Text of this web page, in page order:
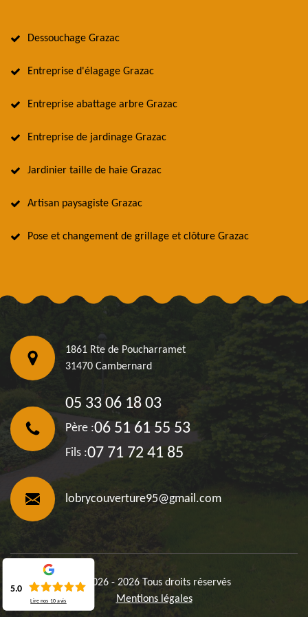
Dessouchage Grazac
Entreprise d'élagage Grazac
Entreprise abattage arbre Grazac
Entreprise de jardinage Grazac
Jardinier taille de haie Grazac
Artisan paysagiste Grazac
Pose et changement de grillage et clôture Grazac
1861 Rte de Poucharramet
31470 Cambernard
05 33 06 18 03
Père :06 51 61 55 53
Fils :07 71 72 41 85
lobrycouverture95@gmail.com
©2026 - 2026 Tous droits réservés
Mentions légales
5.0
Lire nos10 avis